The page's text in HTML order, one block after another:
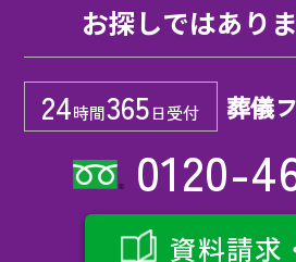
お探しではあり
24時間365日受付 葬儀
0120-
資料請求